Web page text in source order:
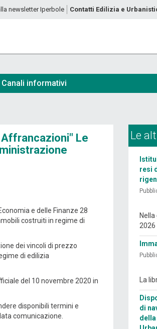
newsletter Iperbole Contatti Edilizia e
Canali informativi
Le
e delle Finanze 28
costruiti in regime di
dei vincoli di prezzo
di edilizia
del 10 novembre 2020 in
disponibili termini e
comunicazione.
Le
resi
2026
La
di
della